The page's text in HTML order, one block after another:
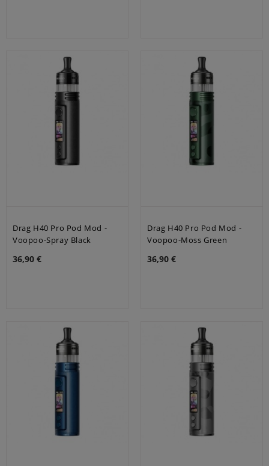
Drag H40 Pro Pod Mod -
Voopoo-Spray Black
36,90 €
Drag H40 Pro Pod Mod -
Voopoo-Moss Green
36,90 €